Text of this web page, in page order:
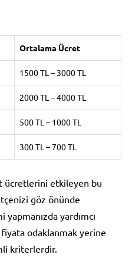
Ortalama Ücret
1500 TL – 3000 TL
2000 TL – 4000 TL
500 TL – 1000 TL
300 TL – 700 TL
ücretlerini etkileyen bu
göz önünde
yardımcı
fiyata odaklanmak yerine
kriterlerdir.